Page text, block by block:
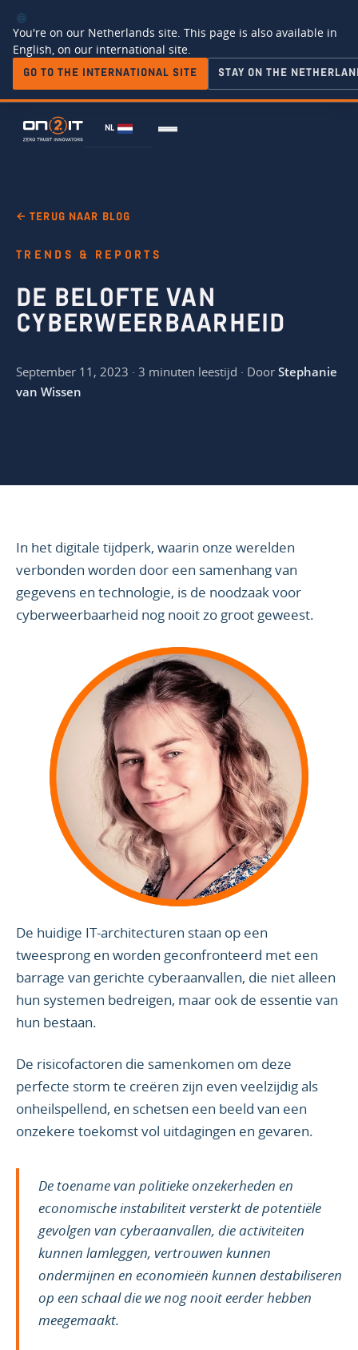
You're on our Netherlands site. This page is also available in
English, on our international site.
GO TO THE INTERNATIONAL SITE STAY ON THE
NL
← TERUG NAAR BLOG
TRENDS & REPORTS
DE BELOFTE VAN
CYBERWEERBAARHEID
September 11, 2023 · 3 minuten leestijd · Door Stephanie
van Wissen
In het digitale tijdperk, waarin onze werelden
verbonden worden door een samenhang van
gegevens en technologie, is de noodzaak voor
cyberweerbaarheid nog nooit zo groot geweest.
De huidige IT-architecturen staan op een
tweesprong en worden geconfronteerd met een
barrage van gerichte cyberaanvallen, die niet alleen
hun systemen bedreigen, maar ook de essentie van
hun bestaan.
De risicofactoren die samenkomen om deze
perfecte storm te creëren zijn even veelzijdig als
onheilspellend, en schetsen een beeld van een
onzekere toekomst vol uitdagingen en gevaren.
De toename van politieke onzekerheden en
economische instabiliteit versterkt de potentiële
gevolgen van cyberaanvallen, die activiteiten
kunnen lamleggen, vertrouwen kunnen
ondermijnen en economieën kunnen destabiliseren
op een schaal die we nog nooit eerder hebben
meegemaakt.